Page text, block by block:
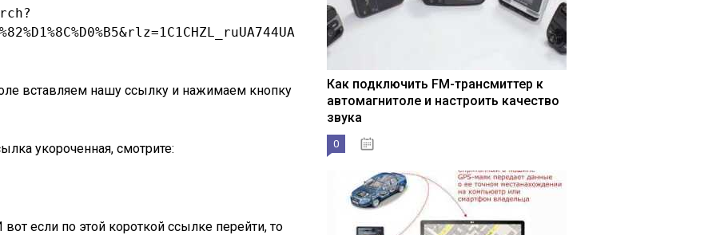
вставляем нашу ссылку и нажимаем кнопку
укороченная, смотрите:
если по этой короткой ссылке перейти, то
Как подключить FM-трансмиттер к
автомагнитоле и настроить качество
звука
0